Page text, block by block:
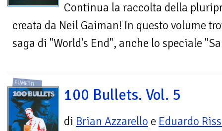
Continua la raccolta della
creata da Neil Gaiman! In questo volume
saga di "World's End", anche lo speciale
FUMETTI
100 Bullets. Vol. 5
di Brian Azzarello e Eduardo